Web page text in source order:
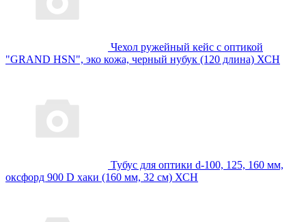
Чехол ружейный кейс с оптикой
"GRAND HSN", эко кожа, черный нубук (120 длина) ХСН
Тубус для оптики d-100, 125, 160 мм,
оксфорд 900 D хаки (160 мм, 32 см) ХСН